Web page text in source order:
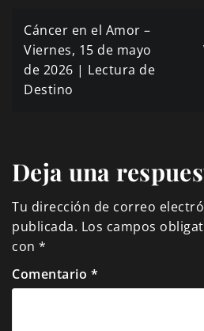
Navegación
de
entradas
Cáncer en el Amor –
Viernes, 15 de mayo
de 2026 | Lectura de
Destino
Deja una
Tu dirección de correo
publicada. Los campos
con *
Comentario *